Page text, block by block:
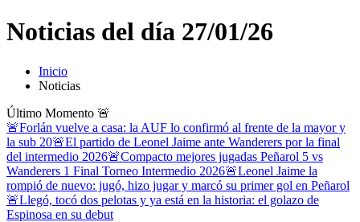
Noticias del día 27/01/26
Inicio
Noticias
Último Momento 🚨
🚨Forlán vuelve a casa: la AUF lo confirmó al frente de la mayor y
la sub 20🚨El partido de Leonel Jaime ante Wanderers por la final
del intermedio 2026🚨Compacto mejores jugadas Peñarol 5 vs
Wanderers 1 Final Torneo Intermedio 2026🚨Leonel Jaime la
rompió de nuevo: jugó, hizo jugar y marcó su primer gol en Peñarol
🚨Llegó, tocó dos pelotas y ya está en la historia: el golazo de
Espinosa en su debut